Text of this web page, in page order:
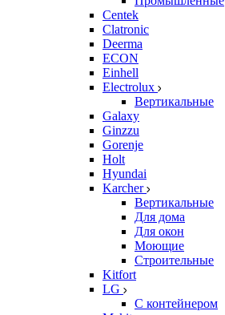
Centek
Clatronic
Deerma
ECON
Einhell
Electrolux
Вертикальные
Galaxy
Ginzzu
Gorenje
Holt
Hyundai
Karcher
Вертикальные
Для дома
Для окон
Моющие
Строительные
Kitfort
LG
С контейнером